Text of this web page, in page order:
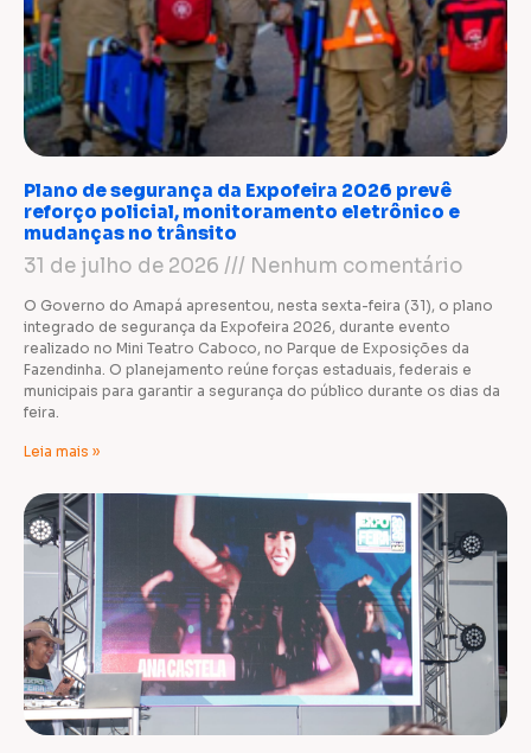
Plano de segurança da Expofeira 2026 prevê
reforço policial, monitoramento eletrônico e
mudanças no trânsito
31 de julho de 2026 Nenhum comentário
O Governo do Amapá apresentou, nesta sexta-feira (31), o plano
integrado de segurança da Expofeira 2026, durante evento
realizado no Mini Teatro Caboco, no Parque de Exposições da
Fazendinha. O planejamento reúne forças estaduais, federais e
municipais para garantir a segurança do público durante os dias da
feira.
Leia mais »